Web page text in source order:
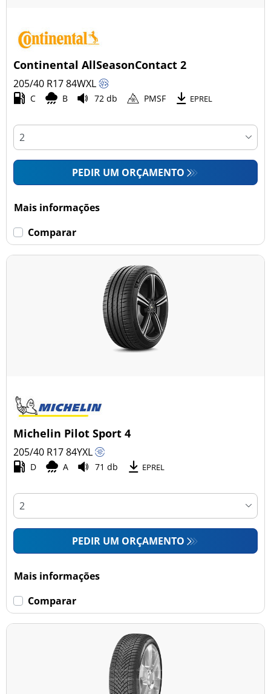
Continental AllSeasonContact 2
205/40 R1784WXL
C B 72 db PMSF EPREL
PEDIR UM ORÇAMENTO
Mais informações
Comparar
Michelin Pilot Sport 4
205/40 R1784YXL
D A 71 db EPREL
PEDIR UM ORÇAMENTO
Mais informações
Comparar